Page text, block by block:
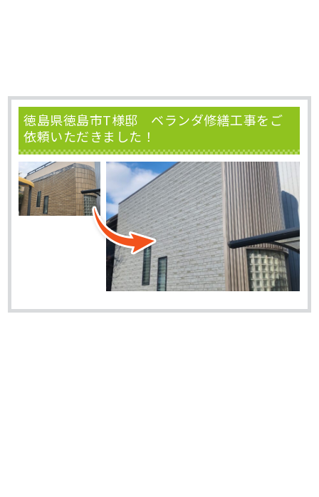
徳島県徳島市T様邸 ベランダ修繕工事をご
依頼いただきました！